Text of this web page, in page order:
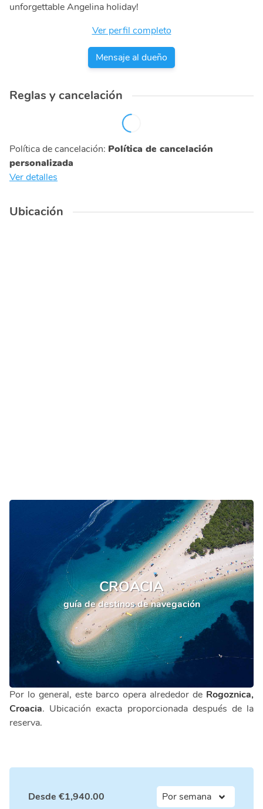
unforgettable Angelina holiday!
Ver perfil completo
Mensaje al dueño
Reglas y cancelación
Política de cancelación: Política de cancelación
personalizada
Ver detalles
Ubicación
CROACIA
guía de destinos de navegación
Por lo general, este barco opera alrededor de Rogoznica,
Croacia. Ubicación exacta proporcionada después de la
reserva.
Desde €1,940.00